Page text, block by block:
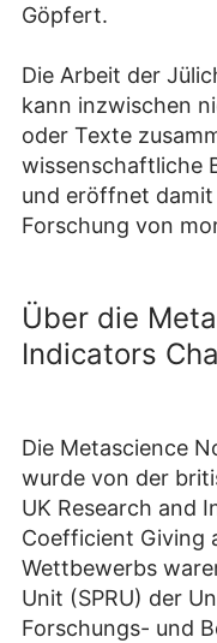
Göpfert.
Die Arbeit der
kann inzwischen
oder Texte
wissenschaftliche
und eröffnet
Forschung von
Über die
Indicators
Die Metascience
wurde von der
UK Research and
Coefficient Giving
Wettbewerbs
Unit (SPRU) der
Forschungs- und